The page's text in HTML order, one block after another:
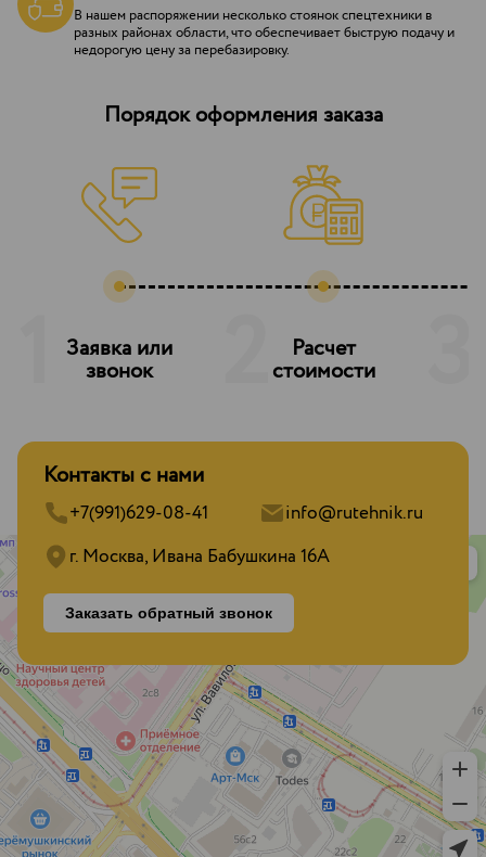
В нашем распоряжении несколько стоянок спецтехники в
разных районах области, что обеспечивает быструю подачу и
недорогую цену за перебазировку.
Порядок оформления заказа
Заявка или
звонок
Расчет
стоимости
Контакты с нами
+7(991)629-08-41
info@rutehnik.ru
г. Москва, Ивана Бабушкина 16А
Заказать обратный звонок